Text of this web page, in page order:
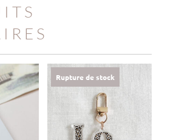
Rupture de stock